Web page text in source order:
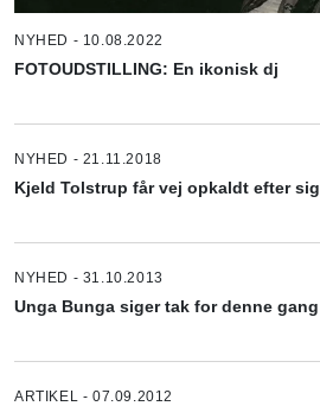
NYHED - 10.08.2022
FOTOUDSTILLING: En ikonisk dj
NYHED - 21.11.2018
Kjeld Tolstrup får vej opkaldt efter sig
NYHED - 31.10.2013
Unga Bunga siger tak for denne gang
ARTIKEL - 07.09.2012